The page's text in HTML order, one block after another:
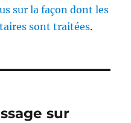
sur la façon dont les
sont traitées.
sur